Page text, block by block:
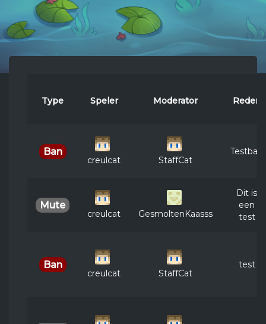
Type Speler Moderator Reden
Ban
creulcat StaffCat
Testban
Mute
creulcat GesmoltenKaasss
Dit is
een
test
Ban
creulcat StaffCat
test